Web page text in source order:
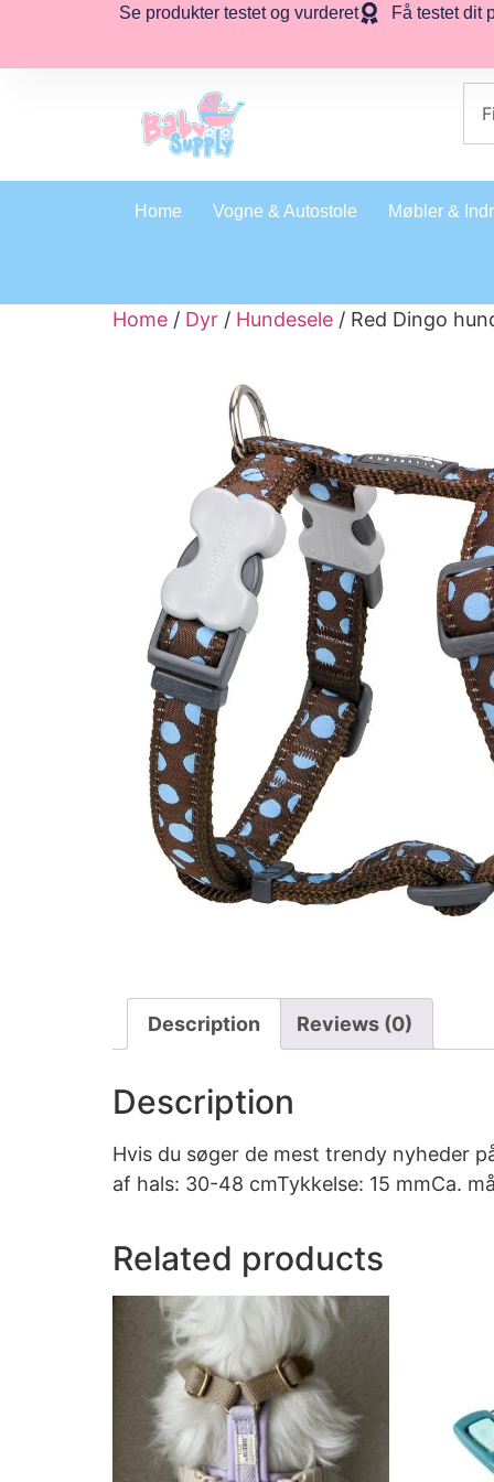
Se produkter testet og vurderet Få testet dit
Home Vogne & Autostole Møbler &
Home / Dyr / Hundesele / Red Dingo
Description Reviews (0)
Description
Hvis du søger de mest trendy nyheder
af hals: 30-48 cmTykkelse: 15 mmCa.
Related products